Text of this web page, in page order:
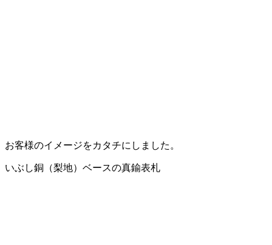
お客様のイメージをカタチにしました。
いぶし銅（梨地）ベースの真鍮表札